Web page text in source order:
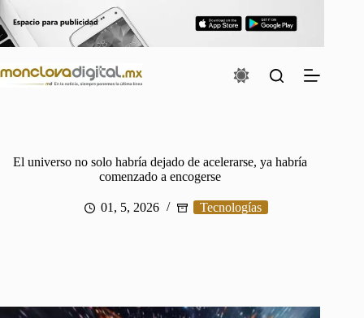
al
contenido
El universo no solo habría dejado de acelerarse, ya habría
comenzado a encogerse
01, 5, 2026 Tecnologías